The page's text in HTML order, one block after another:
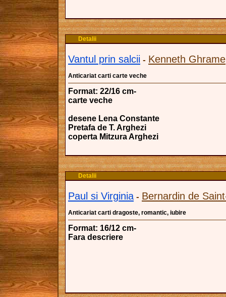
Detalii
Vantul prin salcii - Kenneth Ghrame
Anticariat carti carte veche
Format: 22/16 cm-
carte veche
desene Lena Constante
Pretafa de T. Arghezi
coperta Mitzura Arghezi
Detalii
Paul si Virginia- Bernardin de
Anticariat carti dragoste, romantic, iubire
Format: 16/12 cm-
Fara descriere